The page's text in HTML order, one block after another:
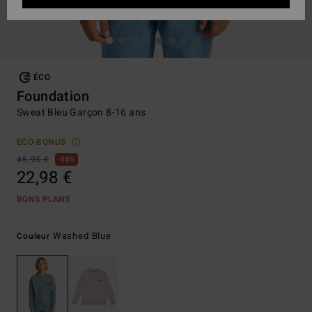
ÉCO
Foundation
Sweat Bleu Garçon 8-16 ans
ECO-BONUS
45,95 €
50%
22,98 €
BONS PLANS
Couleur Washed Blue